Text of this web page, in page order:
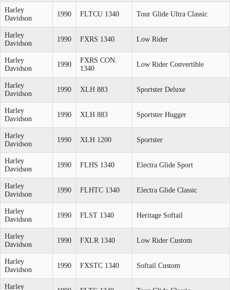
Harley
Davidson
1990 FLTCU 1340 Tour Glide Ultra Classic
Harley
Davidson
1990 FXRS 1340 Low Rider
Harley
Davidson
1990
FXRS CON.
1340
Low Rider Convertible
Harley
Davidson
1990 XLH 883 Sportster Deluxe
Harley
Davidson
1990 XLH 883 Sportster Hugger
Harley
Davidson
1990 XLH 1200 Sportster
Harley
Davidson
1990 FLHS 1340 Electra Glide Sport
Harley
Davidson
1990 FLHTC 1340 Electra Glide Classic
Harley
Davidson
1990 FLST 1340 Heritage Softail
Harley
Davidson
1990 FXLR 1340 Low Rider Custom
Harley
Davidson
1990 FXSTC 1340 Softail Custom
Harley